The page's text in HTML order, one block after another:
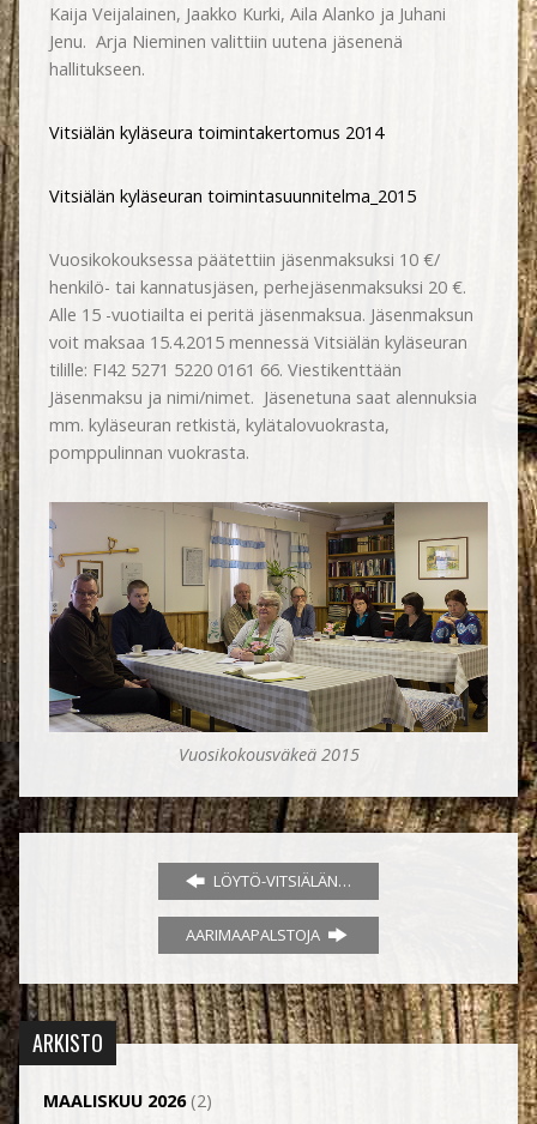
Kaija Veijalainen, Jaakko Kurki, Aila Alanko ja Juhani
Jenu. Arja Nieminen valittiin uutena jäsenenä
hallitukseen.
Vitsiälän kyläseura toimintakertomus 2014
Vitsiälän kyläseuran toimintasuunnitelma_2015
Vuosikokouksessa päätettiin jäsenmaksuksi 10 €/
henkilö- tai kannatusjäsen, perhejäsenmaksuksi 20 €.
Alle 15 -vuotiailta ei peritä jäsenmaksua. Jäsenmaksun
voit maksaa 15.4.2015 mennessä Vitsiälän kyläseuran
tilille: FI42 5271 5220 0161 66. Viestikenttään
Jäsenmaksu ja nimi/nimet. Jäsenetuna saat alennuksia
mm. kyläseuran retkistä, kylätalovuokrasta,
pomppulinnan vuokrasta.
Vuosikokousväkeä 2015
LÖYTÖ-VITSIÄLÄN…
AARIMAAPALSTOJA
ARKISTO
MAALISKUU 2026(2)